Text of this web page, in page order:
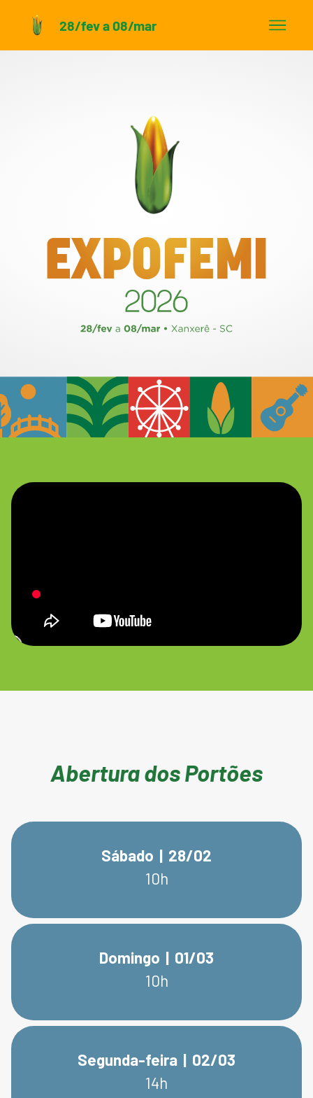
28/fev a 08/mar
Abertura dos Portões
Sábado | 28/02
10h
Domingo | 01/03
10h
Segunda-feira | 02/03
14h